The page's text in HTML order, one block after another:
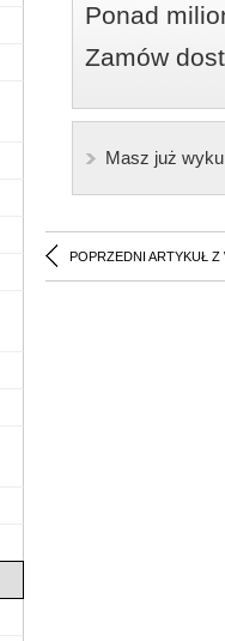
Ponad
Zamów
Masz już
POPRZEDNI ARTYKUŁ Z